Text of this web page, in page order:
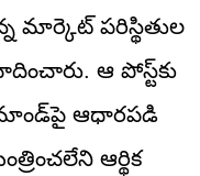
మార్కెట్ పరిస్థితుల
ఆ పోస్ట్‌కు
ఆధారపడి
ఆర్థిక